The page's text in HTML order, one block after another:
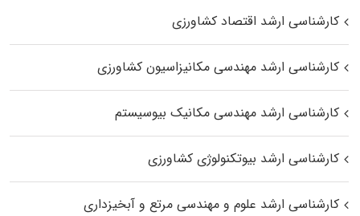
کارشناسی ارشد اقتصاد کشاورزی
کارشناسی ارشد مهندسی مکانیزاسیون کشاورزی
کارشناسی ارشد مهندسی مکانیک بیوسیستم
کارشناسی ارشد بیوتکنولوژی کشاورزی
کارشناسی ارشد علوم و مهندسی مرتع و آبخیزداری